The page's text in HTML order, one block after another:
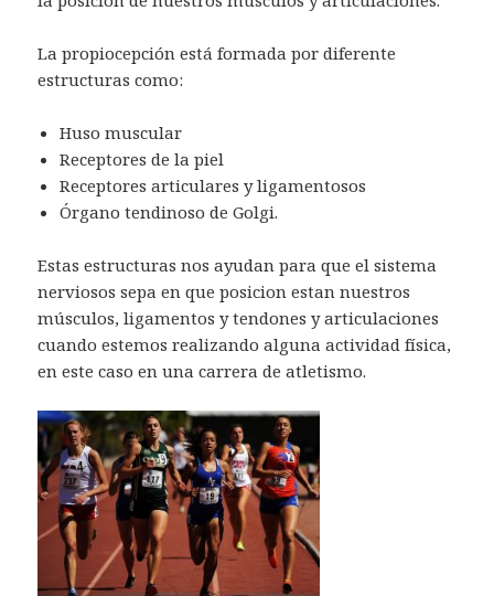
La propiocepción está formada por diferente
estructuras como:
Huso muscular
Receptores de la piel
Receptores articulares y ligamentosos
Órgano tendinoso de Golgi.
Estas estructuras nos ayudan para que el sistema
nerviosos sepa en que posicion estan nuestros
músculos, ligamentos y tendones y articulaciones
cuando estemos realizando alguna actividad física,
en este caso en una carrera de atletismo.